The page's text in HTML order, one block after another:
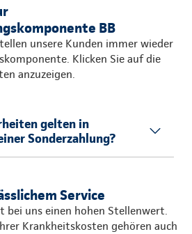
BB
unsere Kunden immer wieder
Klicken Sie auf die
anzuzeigen.
gelten in
Sonderzahlung?
Service
bei uns einen hohen Stellenwert.
Krankheitskosten gehören auch